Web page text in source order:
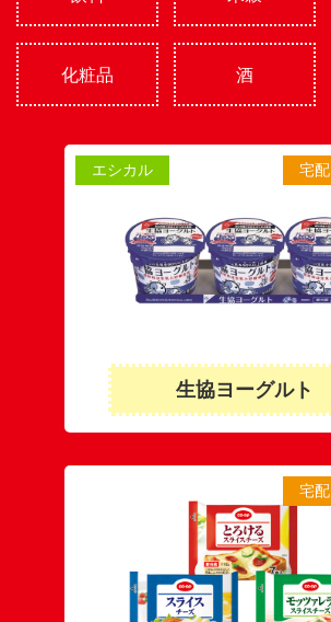
化粧品 酒
エシカル 宅配
生協ヨーグルト
宅配